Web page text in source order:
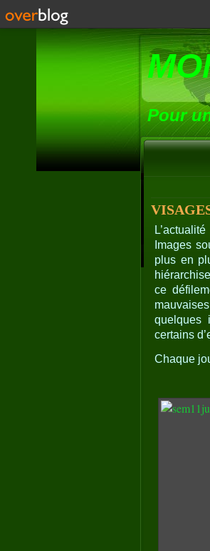
Pour
Images
plus en
ce
quelques
certains
Chaque